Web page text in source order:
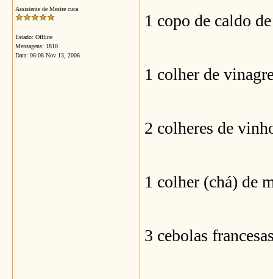
Assistente de Mestre cuca
Estado: Offline
Mensagens: 1810
Data: 06:08 Nov 13, 2006
1 copo de caldo
1 colher de
2 colheres de
1 colher (chá) de
3 cebolas